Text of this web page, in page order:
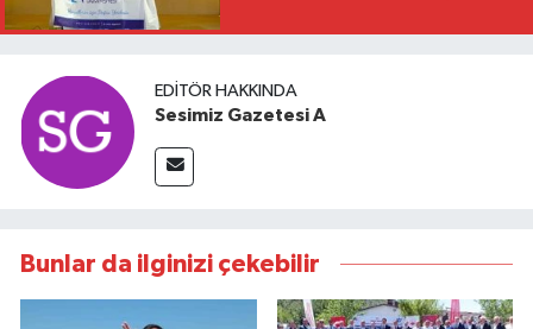
EDITÖR HAKKINDA
Sesimiz Gazetesi A
Bunlar da ilginizi çekebilir